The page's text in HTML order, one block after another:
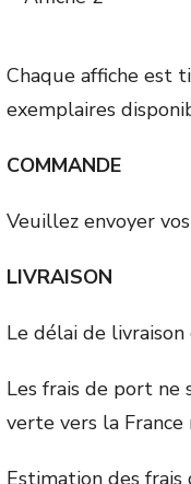
Chaque affiche est
exemplaires
COMMANDE
Veuillez envoyer
LIVRAISON
Le délai de
Les frais de port ne
verte vers la
Estimation des